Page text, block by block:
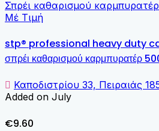
Μέ Τιμή
stp® professional heavy duty
σπρέι καθαρισμού καρμπυρατέρ
Καποδιστρίου 33, Πειραιάς
Added on July
€9.60